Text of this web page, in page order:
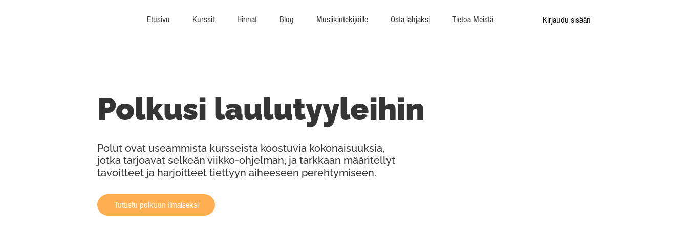
Etusivu Kurssit Hinnat Blog Musiikintekijöille Osta lahjaksi Tietoa Meistä Kirjaudu sisään
Polkusi laulutyyleihin
Polut ovat useammista kursseista koostuvia kokonaisuuksia,
jotka tarjoavat selkeän viikko-ohjelman, ja tarkkaan määritellyt
tavoitteet ja harjoitteet tiettyyn aiheeseen perehtymiseen.
Tutustu polkuun ilmaiseksi